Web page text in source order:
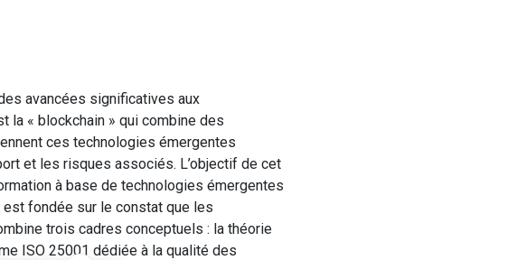
avancées significatives aux
la « blockchain » qui combine des
ces technologies émergentes
et les risques associés. L’objectif de cet
à base de technologies émergentes
est fondée sur le constat que les
trois cadres conceptuels : la théorie
ISO 25001 dédiée à la qualité des